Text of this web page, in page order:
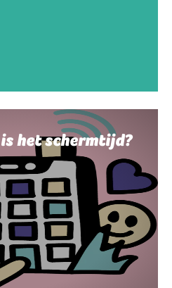
het schermtijd?